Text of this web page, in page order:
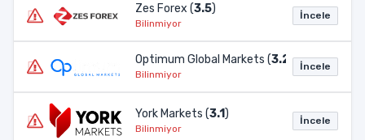
Zes Forex (3.5)
Bilinmiyor
İncele
Optimum Global Markets (3.2 )
Bilinmiyor
İncele
York Markets (3.1)
Bilinmiyor
İncele